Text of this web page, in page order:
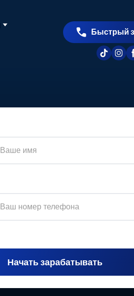
Быстрый
Начать зарабатывать